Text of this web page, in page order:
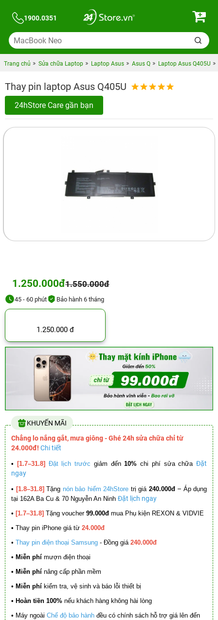
1900.0351
Trang chủ Sửa chữa Laptop Laptop Asus Asus Q Laptop Asus Q405U
Thay pin laptop Asus Q405U
24hStore Care gần bạn
1.250.000đ1.550.000đ
45 - 60 phút Bảo hành 6 tháng
1.250.000 đ
KHUYẾN MÃI
Chẳng lo nắng gắt, mưa giông - Ghé 24h sửa chữa chỉ từ
24.000đ! Chi tiết
• [1.7–31.8] Đặt lịch trước giảm đến10% chi phí sửa chữa Đặt
ngay
• [1.8–31.8] Tặng nón bảo hiểm 24hStore trị giá 240.000đ – Áp dụng
tại 162A Ba Cu & 70 Nguyễn An Ninh Đặt lịch ngay
• [1.7–31.8] Tặng voucher 99.000đ mua Phụ kiện REXON & VIDVIE
• Thay pin iPhone giá từ 24.000đ
• Thay pin điện thoại Samsung - Đồng giá 240.000đ
• Miễn phí mượn điện thoại
• Miễn phí nâng cấp phần mềm
• Miễn phí kiểm tra, vệ sinh và báo lỗi thiết bị
• Hoàn tiền 100% nếu khách hàng không hài lòng
• Máy ngoài Chế độ bảo hành đều có chính sách hỗ trợ giá lên đến